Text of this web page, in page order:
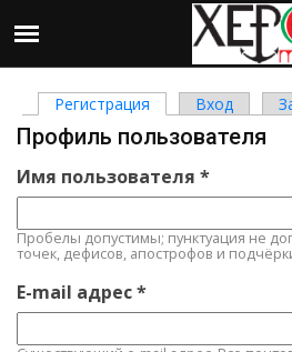
Главные вкладки
Регистрация (активная
Вход
Профиль пользователя
Имя пользователя *
Пробелы допустимы; пунктуация не
точек, дефисов, апострофов и
E-mail адрес*